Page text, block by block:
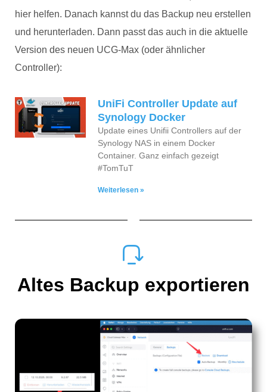
hier helfen. Danach kannst du das Backup neu erstellen
und herunterladen. Dann passt das auch in die aktuelle
Version des neuen UCG-Max (oder ähnlicher
Controller):
UniFi Controller Update auf
Synology Docker
Update eines Unifii Controllers auf der
Synology NAS in einem Docker
Container. Ganz einfach gezeigt
#TomTuT
Weiterlesen »
Altes Backup exportieren